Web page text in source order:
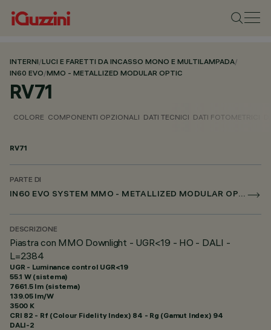
INTERNI/LUCI E FARETTI DA INCASSO MONO E MULTILAMPADA/
IN60 EVO/MMO - METALLIZED MODULAR OPTIC
RV71
COLORE COMPONENTI OPZIONALI DATI TECNICI DATI FOTOMETRICI
RV71
PARTE DI
IN60 EVO SYSTEM MMO - METALLIZED MODULAR OPTIC
DESCRIZIONE
Piastra con MMO Downlight - UGR<19 - HO - DALI -
L=2384
UGR - Luminance control UGR<19
55.1 W (sistema)
7661.5 lm (sistema)
139.05 lm/W
3500 K
CRI 82 - Rf (Colour Fidelity Index) 84 - Rg (Gamut Index) 94
DALI-2